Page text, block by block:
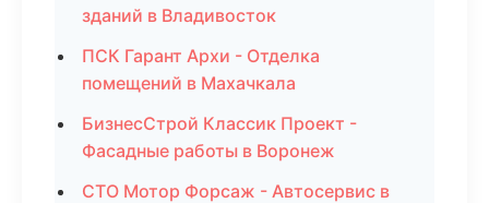
зданий в Владивосток
ПСК Гарант Архи - Отделка
помещений в Махачкала
БизнесСтрой Классик Проект -
Фасадные работы в Воронеж
СТО Мотор Форсаж - Автосервис в